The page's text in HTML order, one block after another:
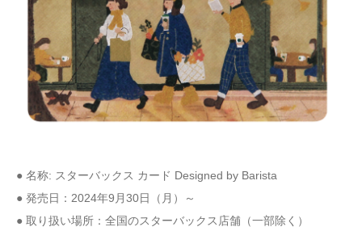
● 名称: スターバックス カード Designed by Barista
● 発売日：2024年9月30日（月）～
● 取り扱い場所：全国のスターバックス店舗（一部除く）